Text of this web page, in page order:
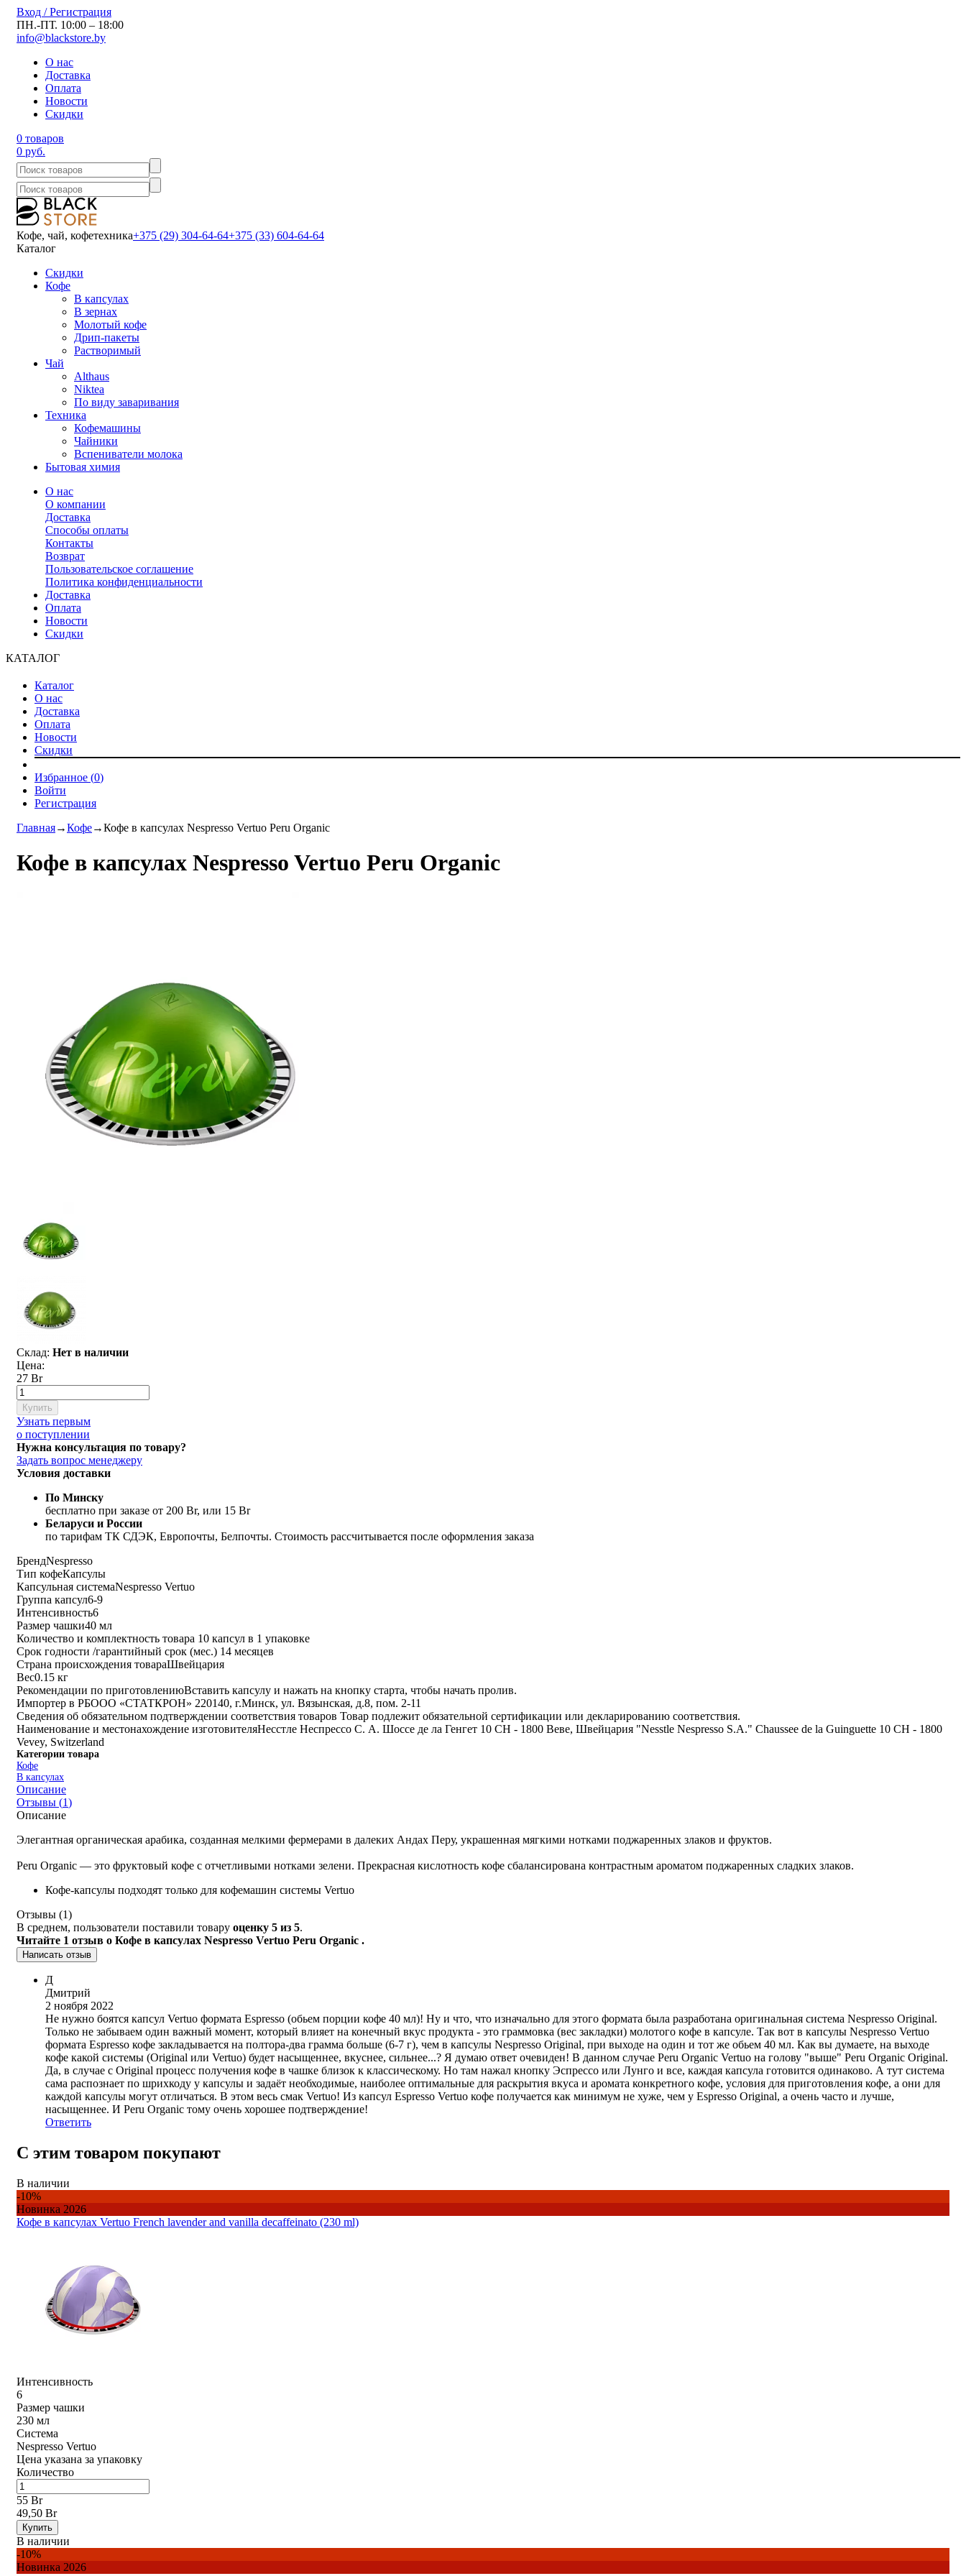
Вход / Регистрация
ПН.-ПТ. 10:00 – 18:00
info@blackstore.by
О нас
Доставка
Оплата
Новости
Скидки
0 товаров
0 руб.
Кофе, чай, кофетехника+375 (29) 304-64-64+375 (33) 604-64-64
Каталог
Скидки
Кофе
В капсулах
В зернах
Молотый кофе
Дрип-пакеты
Растворимый
Чай
Althaus
Niktea
По виду заваривания
Техника
Кофемашины
Чайники
Вспениватели молока
Бытовая химия
О нас
О компании
Доставка
Способы оплаты
Контакты
Возврат
Пользовательское соглашение
Политика конфиденциальности
Доставка
Оплата
Новости
Скидки
КАТАЛОГ
Каталог
О нас
Доставка
Оплата
Новости
Скидки
Избранное (0)
Войти
Регистрация
Главная→Кофе→Кофе в капсулах Nespresso Vertuo Peru Organic
Кофе в капсулах Nespresso Vertuo Peru Organic
Склад: Нет в наличии
Цена:
27 Br
Купить
Узнать первым
о поступлении
Нужна консультация по товару?
Задать вопрос менеджеру
Условия доставки
По Минску
бесплатно при заказе от 200 Br, или 15 Br
Беларуси и России
по тарифам ТК СДЭК, Европочты, Белпочты. Стоимость рассчитывается после оформления заказа
БрендNespresso
Тип кофеКапсулы
Капсульная системаNespresso Vertuo
Группа капсул6-9
Интенсивность6
Размер чашки40 мл
Количество и комплектность товара 10 капсул в 1 упаковке
Срок годности /гарантийный срок (мес.) 14 месяцев
Страна происхождения товараШвейцария
Вес0.15 кг
Рекомендации по приготовлениюВставить капсулу и нажать на кнопку старта, чтобы начать пролив.
Импортер в РБООО «СТАТКРОН» 220140, г.Минск, ул. Вязынская, д.8, пом. 2-11
Сведения об обязательном подтверждении соответствия товаров Товар подлежит обязательной сертификации или декларированию соответствия.
Наименование и местонахождение изготовителяНесстле Неспрессо С. А. Шоссе де ла Генгет 10 CH - 1800 Веве, Швейцария "Nesstle Nespresso S.A." Chaussee de la Guinguette 10 CH - 1800
Vevey, Switzerland
Категории товара
Кофе
В капсулах
Описание
Отзывы (1)
Описание
Элегантная органическая арабика, созданная мелкими фермерами в далеких Андах Перу, украшенная мягкими нотками поджаренных злаков и фруктов.
Peru Organic — это фруктовый кофе с отчетливыми нотками зелени. Прекрасная кислотность кофе сбалансирована контрастным ароматом поджаренных сладких злаков.
Кофе-капсулы подходят только для кофемашин системы Vertuo
Отзывы (1)
В среднем, пользователи поставили товару оценку 5 из 5.
Читайте 1 отзыв о Кофе в капсулах Nespresso Vertuo Peru Organic .
Написать отзыв
Д
Дмитрий
2 ноября 2022
Не нужно боятся капсул Vertuo формата Espresso (обьем порции кофе 40 мл)! Ну и что, что изначально для этого формата была разработана оригинальная система Nespresso Original.
Только не забываем один важный момент, который влияет на конечный вкус продукта - это граммовка (вес закладки) молотого кофе в капсуле. Так вот в капсулы Nespresso Vertuo
формата Espresso кофе закладывается на полтора-два грамма больше (6-7 г), чем в капсулы Nespresso Original, при выходе на один и тот же обьем 40 мл. Как вы думаете, на выходе
кофе какой системы (Original или Vertuo) будет насыщеннее, вкуснее, сильнее...? Я думаю ответ очевиден! В данном случае Peru Organic Vertuo на голову "выше" Peru Organic Original.
Да, в случае с Original процесс получения кофе в чашке близок к классическому. Но там нажал кнопку Эспрессо или Лунго и все, каждая капсула готовится одинаково. А тут система
сама распознает по шрихкоду у капсулы и задаёт необходимые, наиболее оптимальные для раскрытия вкуса и аромата конкретного кофе, условия для приготовления кофе, а они для
каждой капсулы могут отличаться. В этом весь смак Vertuo! Из капсул Espresso Vertuo кофе получается как минимум не хуже, чем у Espresso Original, а очень часто и лучше,
насыщеннее. И Peru Organic тому очень хорошее подтверждение!
Ответить
С этим товаром покупают
В наличии
-10%
Новинка 2026
Кофе в капсулах Vertuo French lavender and vanilla decaffeinato (230 ml)
Интенсивность
6
Размер чашки
230 мл
Система
Nespresso Vertuo
Цена указана за упаковку
Количество
55 Br
49,50 Br
Купить
В наличии
-10%
Новинка 2026